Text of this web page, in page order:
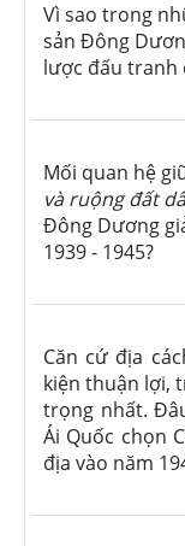
Vì sao trong
sản Đông
lược đấu tranh
Mối quan hệ
và ruộng đất
Đông Dương
1939 - 1945?
Căn cứ địa
kiện thuận lợi,
trọng nhất.
Ái Quốc chọn
địa vào năm